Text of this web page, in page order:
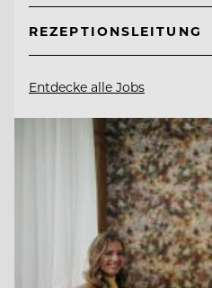
REZEPTIONSLEITUNG
Entdecke alle Jobs